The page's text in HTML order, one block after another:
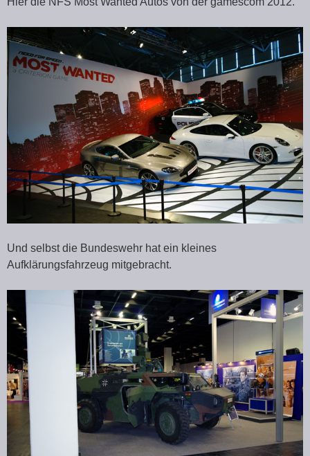
Und selbst die Bundeswehr hat ein kleines
Aufklärungsfahrzeug mitgebracht.